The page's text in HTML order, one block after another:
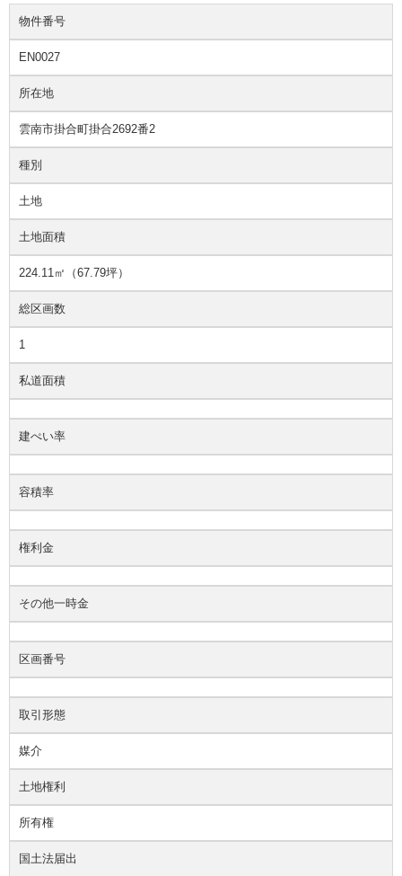
物件番号
EN0027
所在地
雲南市掛合町掛合2692番2
種別
土地
土地面積
224.11㎡（67.79坪）
総区画数
1
私道面積
建ぺい率
容積率
権利金
その他一時金
区画番号
取引形態
媒介
土地権利
所有権
国土法届出